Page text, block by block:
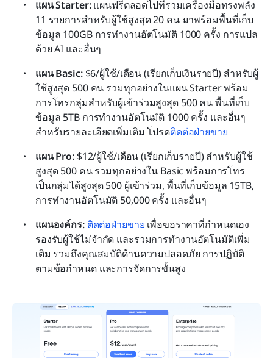
แผน Starter: แผนฟรีตลอดไปที่รวมเครื่องมือทรงพลัง
11 รายการสำหรับผู้ใช้สูงสุด 20 คน มาพร้อมพื้นที่เก็บ
ข้อมูล 100GB การทำงานอัตโนมัติ 1000 ครั้ง การแปล
ด้วย AI และอื่นๆ
แผน Basic: $6/ผู้ใช้/เดือน (เรียกเก็บเงินรายปี) สำหรับผู้
ใช้สูงสุด 500 คน รวมทุกอย่างในแผน Starter พร้อม
การโทรกลุ่มสำหรับผู้เข้าร่วมสูงสุด 500 คน พื้นที่เก็บ
ข้อมูล 5TB การทำงานอัตโนมัติ 1000 ครั้ง และอื่นๆ
สำหรับรายละเอียดเพิ่มเติม โปรดติดต่อฝ่ายขาย
แผน Pro: $12/ผู้ใช้/เดือน (เรียกเก็บรายปี) สำหรับผู้ใช้
สูงสุด 500 คน รวมทุกอย่างใน Basic พร้อมการโทร
เป็นกลุ่มได้สูงสุด 500 ผู้เข้าร่วม, พื้นที่เก็บข้อมูล 15TB,
การทำงานอัตโนมัติ 50,000 ครั้ง และอื่นๆ
แผนองค์กร: ติดต่อฝ่ายขาย เพื่อขอราคาที่กำหนดเอง
รองรับผู้ใช้ไม่จำกัด และรวมการทำงานอัตโนมัติเพิ่ม
เติม รวมถึงคุณสมบัติด้านความปลอดภัย การปฏิบัติ
ตามข้อกำหนด และการจัดการขั้นสูง